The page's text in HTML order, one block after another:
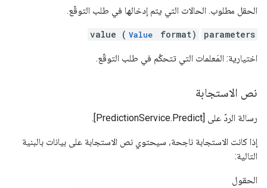
الحقل مطلوب. الحالات التي يتم إدخالها في طلب التوقّع.
parameters
value ( Value format)
اختيارية: المَعلمات التي تتحكّم في طلب التوقّع.
نص الاستجابة
رسالة الردّ على [PredictionService.Predict].
إذا كانت الاستجابة ناجحة، سيحتوي نص الاستجابة على بيانات بالبنية
التالية:
الحقول